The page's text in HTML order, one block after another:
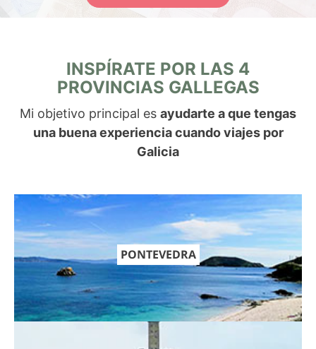
INSPÍRATE POR LAS 4
PROVINCIAS GALLEGAS
Mi objetivo principal es ayudarte a que tengas
una buena experiencia cuando viajes por
Galicia
PONTEVEDRA